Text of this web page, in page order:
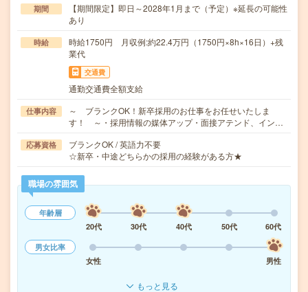
期間
【期間限定】即日～2028年1月まで（予定）※延長の可能性
あり
時給
時給1750円 月収例:約22.4万円（1750円×8h×16日）+残
業代
交通費
通勤交通費全額支給
仕事内容
～ ブランクOK！新卒採用のお仕事をお任せいたしま
す！ ～・採用情報の媒体アップ・面接アテンド、イン…
応募資格
ブランクOK / 英語力不要
☆新卒・中途どちらかの採用の経験がある方★
職場の雰囲気
年齢層
20代
30代 40代 50代
60代
男女比率
女性
男性
もっと見る